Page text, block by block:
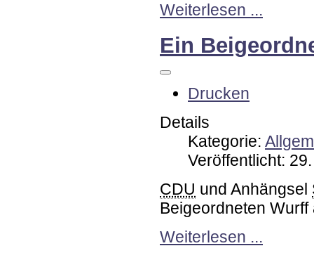
Weiterlesen ...
Ein
Drucken
Details
Kategorie:
Veröffentlicht:
CDU und Anhängsel
Beigeordneten
Weiterlesen ...